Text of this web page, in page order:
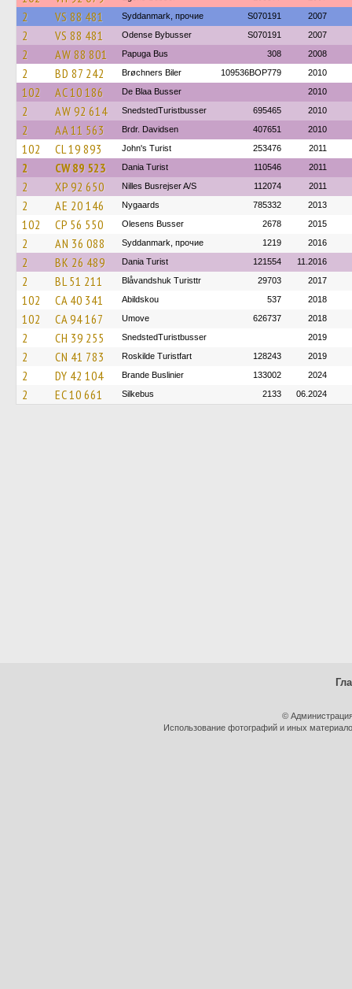
2 VS 88 481 Syddanmark, прочие S070191 2007
2 VS 88 481 Odense Bybusser S070191 2007
2 AW 88 801 Papuga Bus 308 2008
2 BD 87 242 Brøchners Biler 109536BOP779 2010
102 AC 10 186 De Blaa Busser 2010
2 AW 92 614 SnedstedTuristbusser 695465 2010
2 AA 11 563 Brdr. Davidsen 407651 2010
102 CL 19 893 John's Turist 253476 2011
2 CW 89 523 Dania Turist 110546 2011
2 XP 92 650 Nilles Busrejser A/S 112074 2011
2 AE 20 146 Nygaards 785332 2013
102 CP 56 550 Olesens Busser 2678 2015
2 AN 36 088 Syddanmark, прочие 1219 2016
2 BK 26 489 Dania Turist 121554 11.2016
2 BL 51 211 Blåvandshuk Turisttr 29703 2017
102 CA 40 341 Abildskou 537 2018
102 CA 94 167 Umove 626737 2018
2 CH 39 255 SnedstedTuristbusser 2019
2 CN 41 783 Roskilde Turistfart 128243 2019
2 DY 42 104 Brande Buslinier 133002 2024
2 EC 10 661 Silkebus 2133 06.2024
©
Использование фотографий и иных